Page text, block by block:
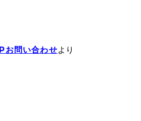
お問い合わせより